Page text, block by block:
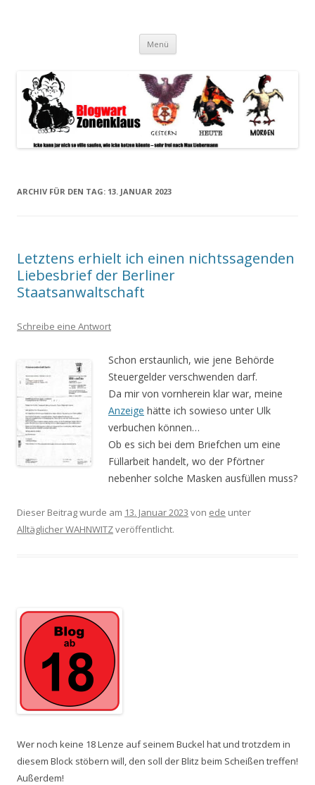
spiegeln im wesentlichen den Gesundheitszustand dieser unserer
Menü Zum
springen
ARCHIV FÜR DEN TAG: 13. JANUAR 2023
Letztens erhielt ich einen nichtssagenden
Liebesbrief der Berliner
Staatsanwaltschaft
Schreibe eine Antwort
Schon erstaunlich, wie jene Behörde
Steuergelder verschwenden darf.
Da mir von vornherein klar war, meine
Anzeige hätte ich sowieso unter Ulk
verbuchen können…
Ob es sich bei dem Briefchen um eine
Füllarbeit handelt, wo der Pförtner
nebenher solche Masken ausfüllen muss?
Dieser Beitrag wurde am 13. Januar 2023 von ede unter
Alltäglicher WAHNWITZveröffentlicht.
Wer noch keine 18 Lenze auf seinem Buckel hat und trotzdem in
diesem Block stöbern will, den soll der Blitz beim Scheißen treffen!
Außerdem!